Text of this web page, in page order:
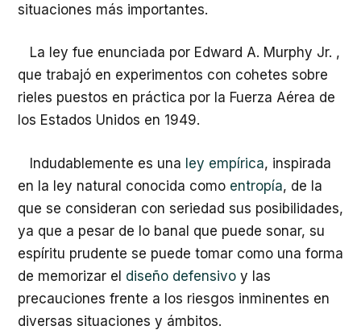
situaciones más importantes.
La ley fue enunciada por Edward A. Murphy Jr. ,
que trabajó en experimentos con cohetes sobre
rieles puestos en práctica por la Fuerza Aérea de
los Estados Unidos en 1949.
Indudablemente es una ley empírica, inspirada
en la ley natural conocida como entropía, de la
que se consideran con seriedad sus posibilidades,
ya que a pesar de lo banal que puede sonar, su
espíritu prudente se puede tomar como una forma
de memorizar el diseño defensivo y las
precauciones frente a los riesgos inminentes en
diversas situaciones y ámbitos.